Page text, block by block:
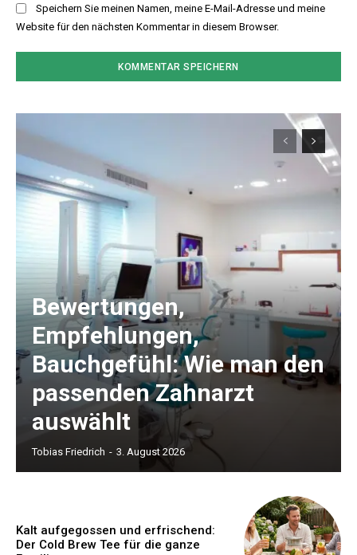
Speichern Sie meinen Namen, meine E-Mail-Adresse und meine
Website für den nächsten Kommentar in diesem Browser.
Bewertungen,
Empfehlungen,
Bauchgefühl: Wie man den
passenden Zahnarzt
auswählt
Tobias Friedrich - 3. August 2026
Kalt aufgegossen und erfrischend:
Der Cold Brew Tee für die ganze